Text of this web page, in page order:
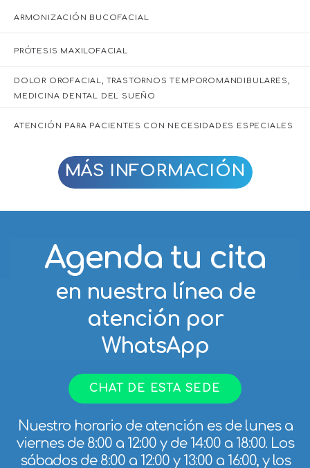
MEDICINA DENTAL DEL SUEÑO
MÁS INFORMACIÓN
Agenda tu cita
en nuestra línea de
atención por
WhatsApp
Nuestro horario de atención es de lunes a
viernes de 8:00 a 12:00 y de 14:00 a 18:00. Los
sábados de 8:00 a 12:00 y 13:00 a 16:00, y los
domingos no hay disponibilidad.